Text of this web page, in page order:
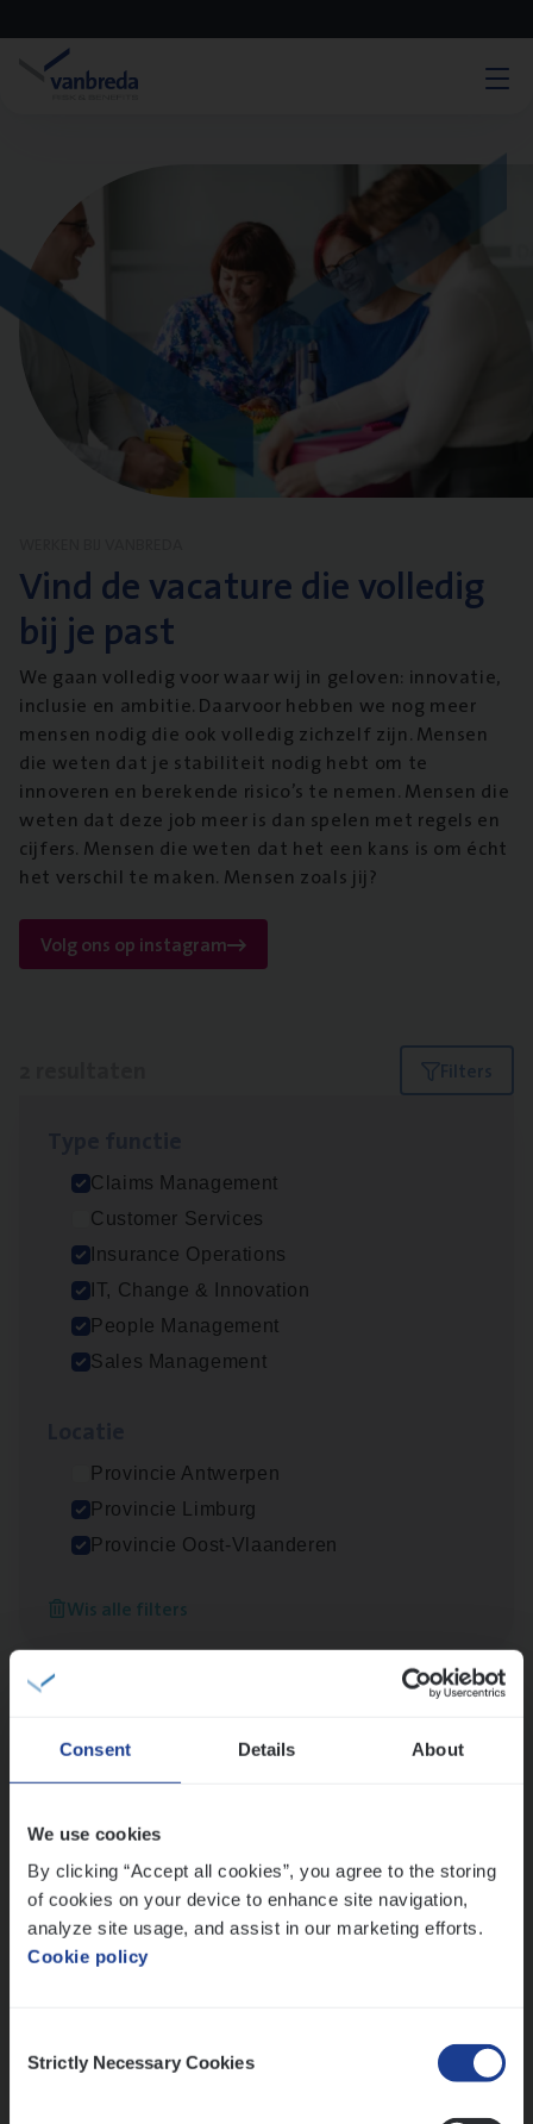
Consent Details About
We use cookies
By clicking “Accept all cookies”, you agree to the storing
of cookies on your device to enhance site navigation,
analyze site usage, and assist in our marketing efforts.
Cookie policy
Selection
Strictly Necessary Cookies
Vind de vacature die volledig
bij je past
We gaan volledig voor waar wij in geloven: innovatie,
inclusie en ambitie. Daarvoor hebben we nog meer
mensen nodig die ook volledig zichzelf zijn. Mensen
die weten dat je stabiliteit nodig hebt om te
innoveren en berekende risico’s te nemen. Mensen die
weten dat deze job meer is dan spelen met regels en
cijfers. Mensen die weten dat het een kans is om écht
het verschil te maken. Mensen zoals jij?
Volg ons op instagram
Filters
Claims Management
Customer Services
Insurance Operations
IT, Change & Innovation
People Management
Sales Management
Provincie Antwerpen
Provincie Limburg
Provincie Oost-Vlaanderen
Wis alle filters
Dos­sier­be­heer­der Pro­per­ty verzekeringen
Insurance Operations
Antwerpen en Hasselt
Scha­de­be­heer­der verzekeringen
Lees onze verhalen
Meer dan collega’s: hoe Julie en Aurélie elkaar
versterken
Mathias houdt van diepgaande dossiers én droge
humor
werk
Ons sollicitatieproces